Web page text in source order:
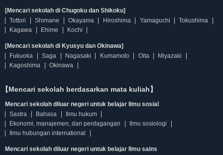
[Mencari sekolah di Chugoku dan Shikoku]
Tottori
Shimane Okayama Hiroshima Yamaguchi
Tokushima
Kagawa
Ehime Kochi
[Mencari sekolah di Kyusyu dan Okinawa]
Fukuoka
Saga Nagasaki Kumamoto Oita
Miyazaki
Kagoshima
Okinawa
【Mencari sekolah berdasarkan mata kuliah】
Mencari sekolah diluar negeri untuk belajar Ilmu sosial
Sastra
Bahasa
Ilmu hukum
Ekonomi, manajemen, dan perdagangan
Ilmu sosiologi
Ilmu hubungan international
Mencari sekolah diluar negeri untuk belajar Ilmu sains